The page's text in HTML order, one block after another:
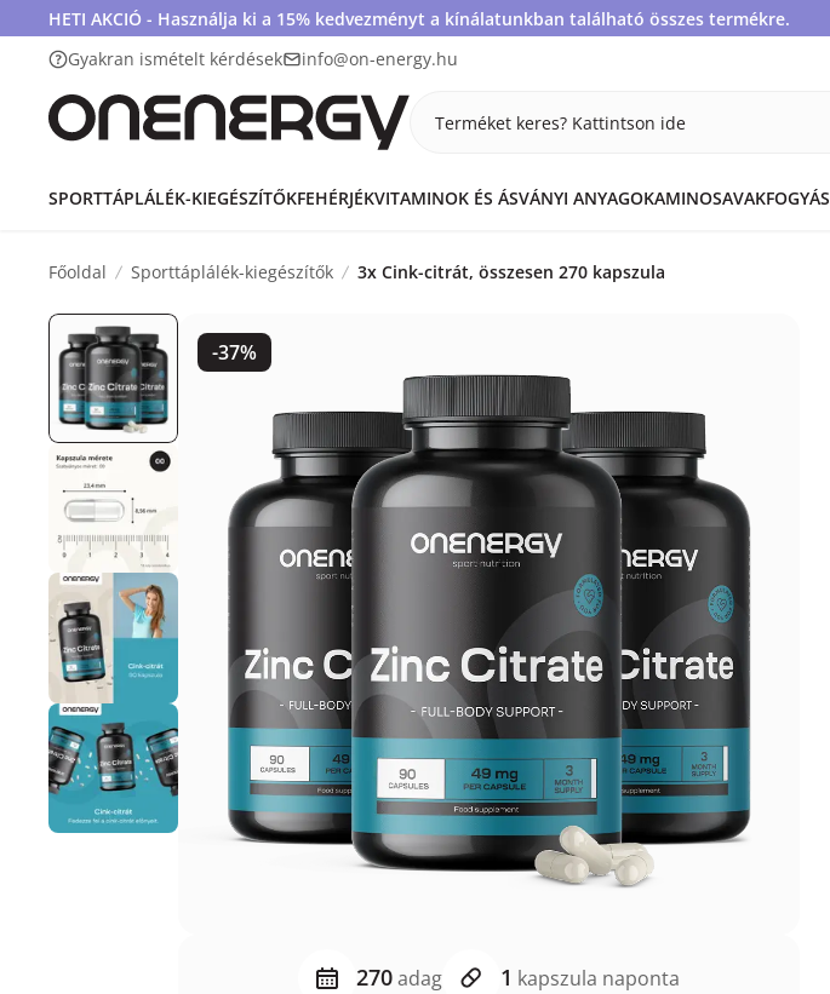
HETI AKCIÓ - Használja ki a 15% kedvezményt a kínálatunkban található összes termékre.
Gyakran ismételt kérdések
info@on-energy.hu
Terméket keres? Kattintson ide
SPORTTÁPLÁLÉK-KIEGÉSZÍTŐKFEHÉRJÉKVITAMINOK ÉS ÁSVÁNYI ANYAGOKAMINOSAVAKFOGYÁS
Főoldal Sporttáplálék-kiegészítők 3x Cink-citrát, összesen 270 kapszula
-37%
270adag 1 kapszula naponta